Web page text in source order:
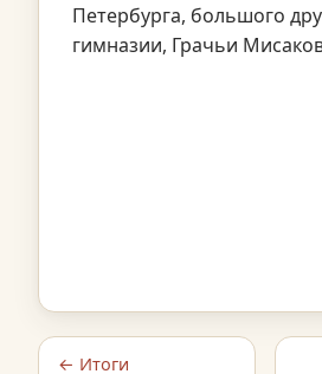
Петербурга, большого
гимназии, Грачьи
← Итоги